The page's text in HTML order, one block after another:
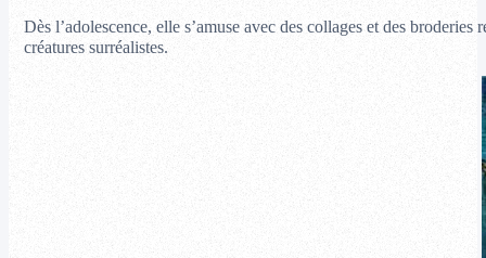
Dès l’adolescence, elle s’amuse avec des collages et des
créatures surréalistes.